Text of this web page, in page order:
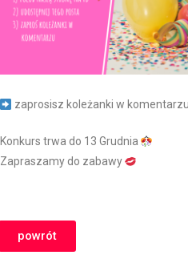
zaprosisz koleżanki w
Konkurs trwa do 13 Grudnia
Zapraszamy do zabawy
powrót